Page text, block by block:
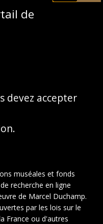
de
devez accepter
muséales et fonds
recherche en ligne
de Marcel Duchamp.
par les lois sur le
France ou d'autres